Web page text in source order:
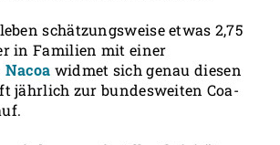
schätzungsweise etwas 2,75
in Familien mit einer
Nacoa widmet sich genau diesen
jährlich zur bundesweiten Coa-